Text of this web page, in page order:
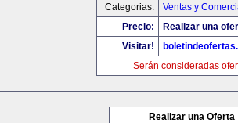
Categorias:
Ventas y
Precio:
Realizar una
Visitar!
Serán consideradas
Realizar una Oferta